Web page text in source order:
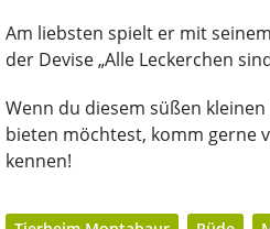
Am liebsten spielt er mit
der Devise „Alle Leckerchen
Wenn du diesem süßen
bieten möchtest, komm gerne
kennen!